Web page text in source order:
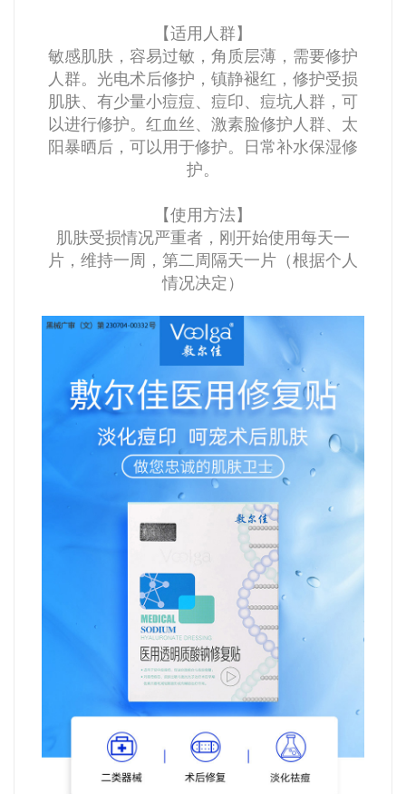
【适用人群】
敏感肌肤，容易过敏，角质层薄，需要修护
人群。 光电术后修护，镇静褪红，修护受损
肌肤、有少量小痘痘、痘印、痘坑人群，可
以进行修护。红血丝、激素脸修护人群、太
阳暴晒后，可以用于修护。日常补水保湿修
护。
【使用方法】
肌肤受损情况严重者，刚开始使用每天一
片，维持一周，第二周隔天一片（根据个人
情况决定）